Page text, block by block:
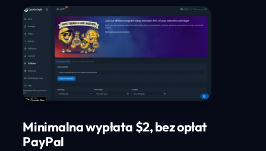
Minimalna wypłata $2, bez opłat
PayPal